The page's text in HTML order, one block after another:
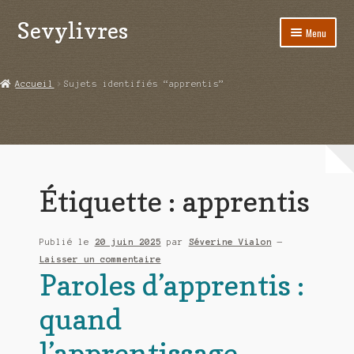
Aller
Aller
au
Sevylivres Menu
Au nom de la justice
Boutique
Commande
Accueil Sujets identifiés “apprentis”
Étiquette : apprentis
Publié le 20 juin 2025 par Séverine Vialon
—
Laisser un commentaire
Paroles d’apprentis :
quand